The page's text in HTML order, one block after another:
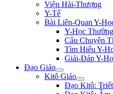
Viện Hải-Thượng
Y-Tế
Bài Liên-Quan Y-
Y-Học
Câu Chuyện
Tìm Hiểu Y-
Giải-Đáp Y-
Đạo Giáo
Kitô Giáo
Đạo Kitô: